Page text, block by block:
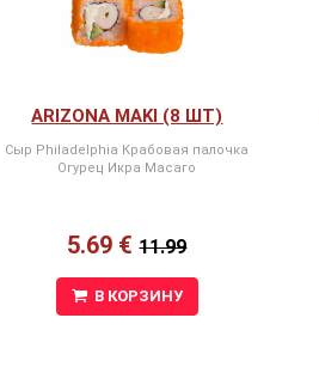
ARIZONA MAKI (8 ШТ)
Сыр Philadelphia Крабовая палочка
Огурец Икра Масаго
5.69 €11.99
В КОРЗИНУ